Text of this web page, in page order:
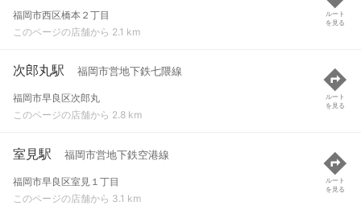
福岡市西区橋本２丁目
このページの店舗から 2.1 km
ルート
を見る
次郎丸駅 福岡市営地下鉄七隈線
福岡市早良区次郎丸
このページの店舗から 2.8 km
ルート
を見る
室見駅 福岡市営地下鉄空港線
福岡市早良区室見１丁目
このページの店舗から 3.1 km
ルート
を見る